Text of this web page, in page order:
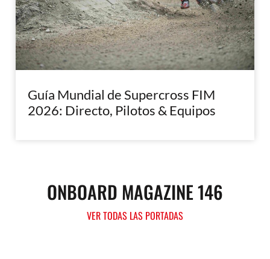
Guía Mundial de Supercross FIM
2026: Directo, Pilotos & Equipos
ONBOARD MAGAZINE 146
VER TODAS LAS PORTADAS